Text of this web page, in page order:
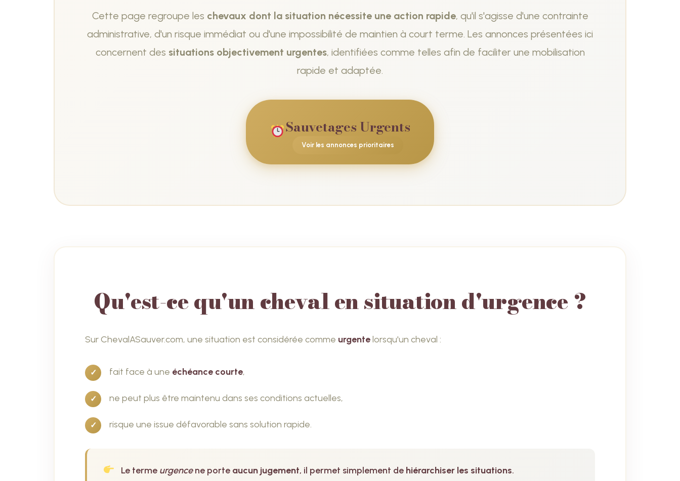
Cette page regroupe les chevaux dont la situation nécessite une action rapide, qu'il s'agisse d'une contrainte
administrative, d'un risque immédiat ou d'une impossibilité de maintien à court terme. Les annonces présentées ici
concernent des situations objectivement urgentes, identifiées comme telles afin de faciliter une mobilisation
rapide et adaptée.
Sauvetages Urgents
Voir les annonces prioritaires
Qu'est-ce qu'un cheval en situation d'urgence ?
Sur ChevalASauver.com, une situation est considérée comme urgentelorsqu'un cheval :
fait face à une échéance courte,
ne peut plus être maintenu dans ses conditions actuelles,
risque une issue défavorable sans solution rapide.
Le terme urgencene porte aucun jugement, il permet simplement de hiérarchiser les situations.